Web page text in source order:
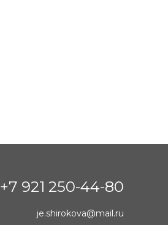
+7 921 250-44-80
je.shirokova@mail.ru